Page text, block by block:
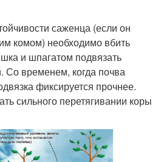
саженца (если он
комом) необходимо вбить
и шпагатом подвязать
временем, когда почва
фиксируется прочнее.
сильного перетягивании коры